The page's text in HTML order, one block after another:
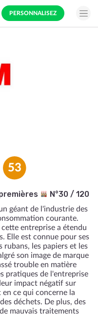
PERSONNALISEZ
53
N°30 / 120
géant de l'industrie des
courante.
entreprise a étendu
Elle est connue pour ses
rubans, les papiers et les
son image de marque
trouble en matière
pratiques de l'entreprise
impact négatif sur
ce qui concerne la
déchets. De plus, des
mauvais traitements